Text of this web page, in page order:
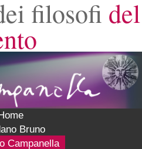
filosofi del
Bruno
Campanella